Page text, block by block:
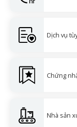
Dịch vụ
Chứng
Nhà sản